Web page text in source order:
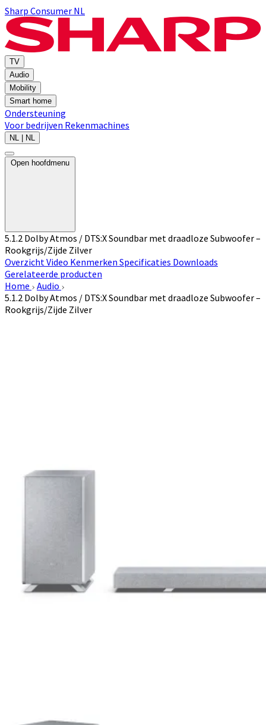
Sharp Consumer NL
TV
Audio
Mobility
Smart home
Ondersteuning
Voor bedrijven Rekenmachines
NL | NL
Open hoofdmenu
5.1.2 Dolby Atmos / DTS:X Soundbar met draadloze Subwoofer –
Rookgrijs/Zijde Zilver
OverzichtVideo Kenmerken Specificaties Downloads
Gerelateerde producten
Home
Audio
5.1.2 Dolby Atmos / DTS:X Soundbar met draadloze Subwoofer –
Rookgrijs/Zijde Zilver